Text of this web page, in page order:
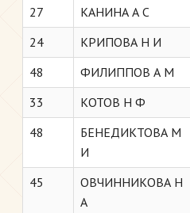
27
КАНИНА А С
24
КРИПОВА Н И
48
ФИЛИППОВ А М
33
КОТОВ Н Ф
48
БЕНЕДИКТОВА М
И
45
ОВЧИННИКОВА Н
А